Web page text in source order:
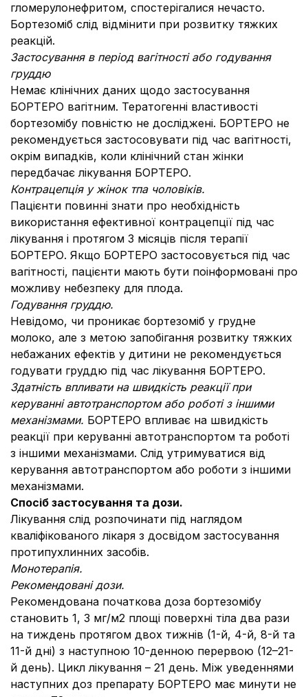
гломерулонефритом, спостерігалися нечасто.
Бортезоміб слід відмінити при розвитку тяжких
реакцій.
Застосування в період вагітності або годування
груддю
Немає клінічних даних щодо застосування
БОРТЕРО вагітним. Тератогенні властивості
бортезомібу повністю не досліджені. БОРТЕРО не
рекомендується застосовувати під час вагітності,
окрім випадків, коли клінічний стан жінки
передбачає лікування БОРТЕРО.
Контрацепція у жінок тпа чоловіків.
Пацієнти повинні знати про необхідність
використання ефективної контрацепції під час
лікування і протягом 3 місяців після терапії
БОРТЕРО. Якщо БОРТЕРО застосовується під час
вагітності, пацієнти мають бути поінформовані про
можливу небезпеку для плода.
Годування груддю.
Невідомо, чи проникає бортезоміб у грудне
молоко, але з метою запобігання розвитку тяжких
небажаних ефектів у дитини не рекомендується
годувати груддю під час лікування БОРТЕРО.
Здатність впливати на швидкість реакції при
керуванні автотранспортом або роботі з іншими
механізмами. БОРТЕРО впливає на швидкість
реакції при керуванні автотранспортом та роботі
з іншими механізмами. Слід утримуватися від
керування автотранспортом або роботи з іншими
механізмами.
Спосіб застосування та дози.
Лікування слід розпочинати під наглядом
кваліфікованого лікаря з досвідом застосування
протипухлинних засобів.
Монотерапія.
Рекомендовані дози.
Рекомендована початкова доза бортезомібу
становить 1, 3 мг/м2 площі поверхні тіла два рази
на тиждень протягом двох тижнів (1-й, 4-й, 8-й та
11-й дні) з наступною 10-денною перервою (12–21-
й день). Цикл лікування – 21 день. Між уведеннями
наступних доз препарату БОРТЕРО має минути не